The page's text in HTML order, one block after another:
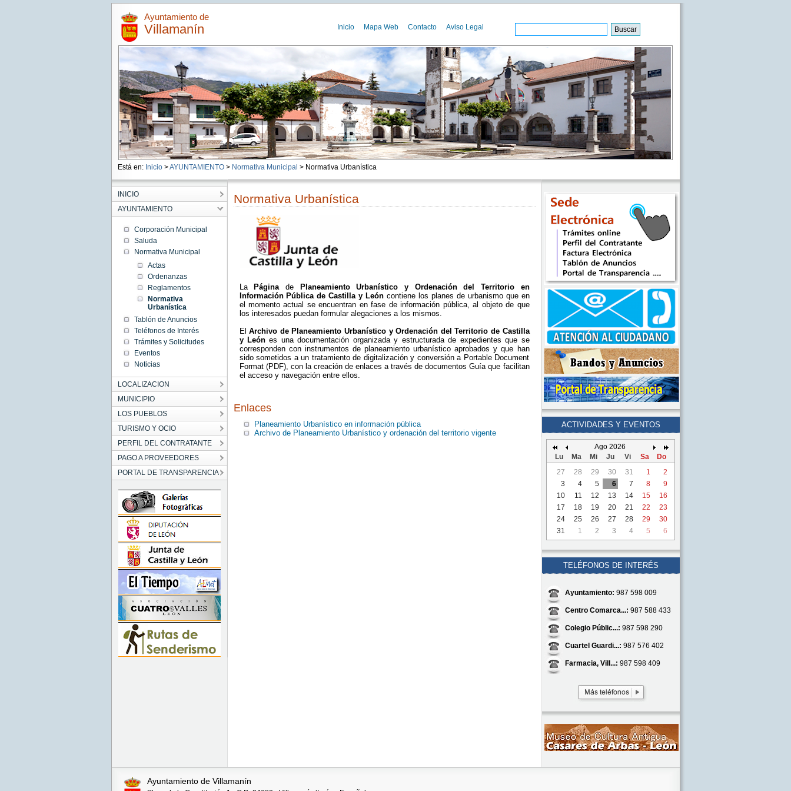
Ayuntamiento de
Villamanín Inicio Mapa Web Contacto Aviso Legal
Está en: Inicio >AYUNTAMIENTO> Normativa Municipal > Normativa Urbanística
INICIO
AYUNTAMIENTO
Corporación Municipal
Saluda
Normativa Municipal
Actas
Ordenanzas
Reglamentos
Normativa
Urbanística
Tablón de Anuncios
Teléfonos de Interés
Trámites y Solicitudes
Eventos
Noticias
LOCALIZACION
MUNICIPIO
LOS PUEBLOS
TURISMO Y OCIO
PERFIL DEL CONTRATANTE
PAGO A PROVEEDORES
PORTAL DE TRANSPARENCIA
Normativa Urbanística
La Página de
Planeamiento Urbanístico y Ordenación del Territorio en
Información Pública de Castilla y León contiene los planes de urbanismo que en
el momento actual se encuentran en fase de información pública, al objeto de que
los interesados puedan formular alegaciones a los mismos.
ElArchivo de Planeamiento Urbanístico y Ordenación del Territorio de Castilla
y Leónes una documentación organizada y estructurada de expedientes que se
corresponden con instrumentos de planeamiento urbanístico aprobados y que han
sido sometidos a un tratamiento de digitalización y conversión a Portable Document
Format (PDF), con la creación de enlaces a través de documentos Guía que facilitan
el acceso y navegación entre ellos.
Enlaces
Planeamiento Urbanístico en información pública
Archivo de Planeamiento Urbanístico y ordenación del territorio vigente
ACTIVIDADES Y EVENTOS
Ago 2026
Lu
Ma Mi Ju Vi Sa
Do
27
28 29 30 31 1
2
3
4 5 6 7 8
9
10
11 12 13 14 15
16
17
18 19 20 21 22
23
24
25 26 27 28 29
30
31
1 2 3 4 5 6
TELÉFONOS DE INTERÉS
Ayuntamiento: 987 598 009
Centro Comarca...: 987 588 433
Colegio Públic...: 987 598 290
Cuartel Guardi...: 987 576 402
Farmacia, Vill...: 987 598 409
Ayuntamiento de Villamanín